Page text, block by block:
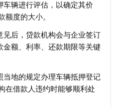
车辆进行评估，以确定其价
额度的大小。
后，贷款机构会与企业签订
额、利率、还款期限等关键
当地的规定办理车辆抵押登记
在借款人违约时能够顺利处